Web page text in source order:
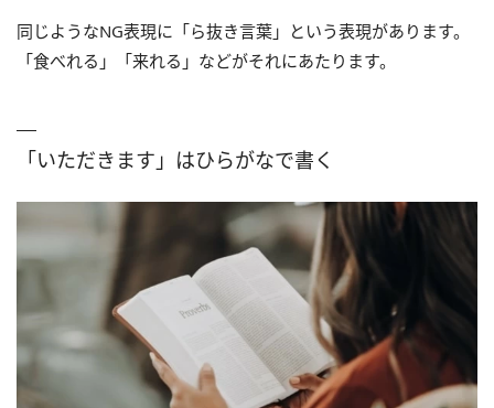
同じようなNG表現に「ら抜き言葉」という表現があります。
「食べれる」「来れる」などがそれにあたります。
「いただきます」はひらがなで書く